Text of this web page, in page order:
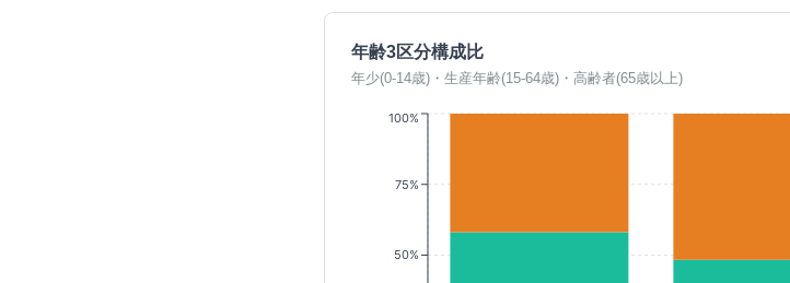
年齢3区分構成比
年少(0-14歳)・生産年齢(15-64歳)・高齢者(65歳以上)
50%
75%
100%